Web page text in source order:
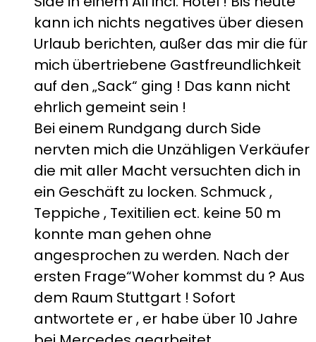
kann ich nichts negatives über diesen
Urlaub berichten, außer das mir die für
mich übertriebene Gastfreundlichkeit
auf den „Sack“ ging ! Das kann nicht
ehrlich gemeint sein !
Bei einem Rundgang durch Side
nervten mich die Unzähligen Verkäufer
die mit aller Macht versuchten dich in
ein Geschäft zu locken. Schmuck ,
Teppiche , Texitilien ect. keine 50 m
konnte man gehen ohne
angesprochen zu werden. Nach der
ersten Frage“Woher kommst du ? Aus
dem Raum Stuttgart ! Sofort
antwortete er , er habe über 10 Jahre